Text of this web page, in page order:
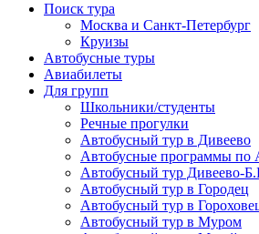
Поиск тура
Москва и Санкт-Петербург
Круизы
Автобусные туры
Авиабилеты
Для групп
Школьники/студенты
Речные прогулки
Автобусный тур в Дивеево
Автобусные программы по
Автобусный тур Дивеево-
Автобусный тур в Городец
Автобусный тур в
Автобусный тур в Муром